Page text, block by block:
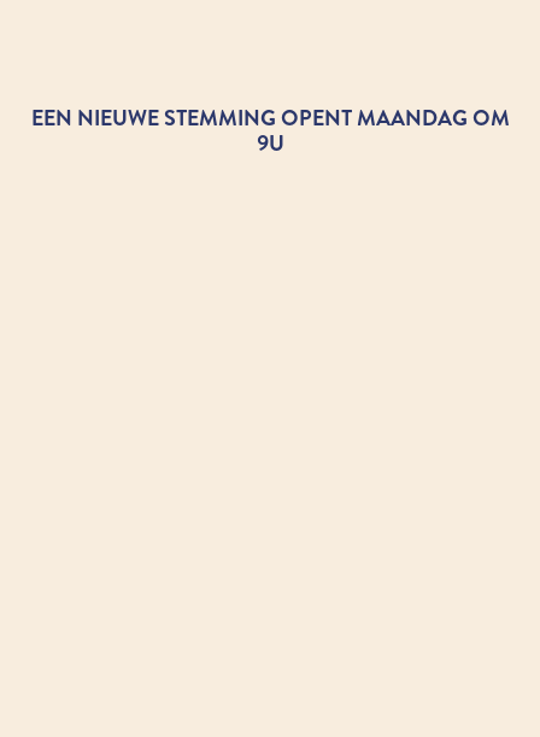
EEN NIEUWE STEMMING OPENT MAANDAG OM
9U